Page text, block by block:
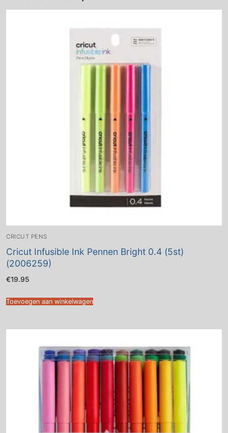
CRICUT PENS
Cricut Infusible Ink Pennen Bright 0.4 (5st)
(2006259)
€19.95
Toevoegen aan winkelwagen